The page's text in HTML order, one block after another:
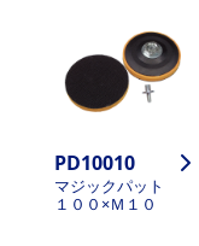
PD10010
マジックパット
１００×Ｍ１０